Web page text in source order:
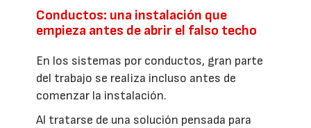
Conductos: una instalación que
empieza antes de abrir el falso techo
En los sistemas por conductos, gran parte
del trabajo se realiza incluso antes de
comenzar la instalación.
Al tratarse de una solución pensada para